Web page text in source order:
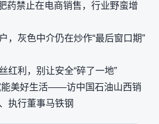
药禁止在电商销售，行业野蛮增
，灰色中介仍在炒作“最后窗口期”
红利，别让安全“碎了一地”
能美好生活——访中国石油山西销
执行董事马铁钢